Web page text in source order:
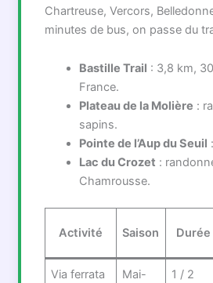
Chartreuse, Vercors,
minutes de bus, on passe du
Bastille Trail : 3,8 km,
France.
Plateau de la Molière :
sapins.
Pointe de l’Aup du Seuil
Lac du Crozet :
Chamrousse.
Activité Saison Durée
Via ferrata
Mai-
1 / 2